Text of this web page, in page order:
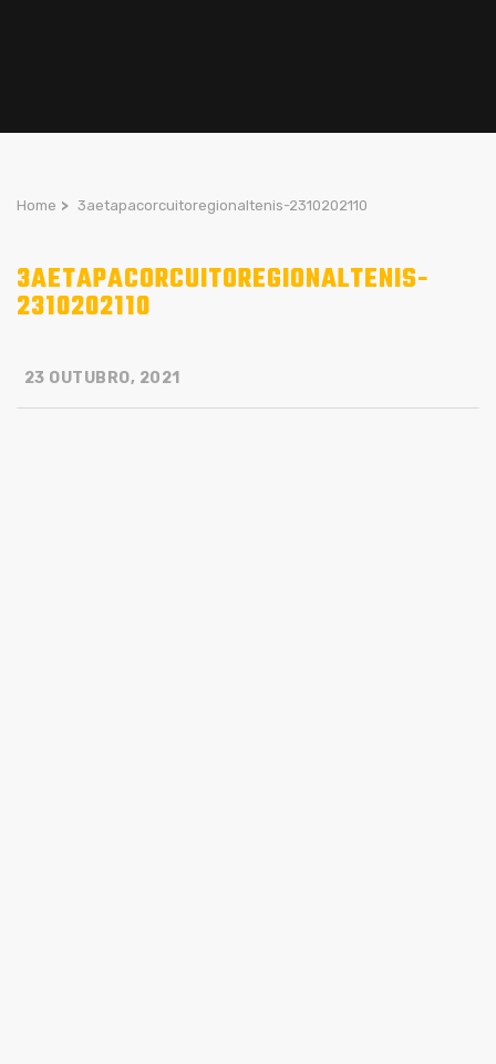
Home > 3aetapacorcuitoregionaltenis-2310202110
3AETAPACORCUITOREGIONALTENIS-
2310202110
23 OUTUBRO, 2021